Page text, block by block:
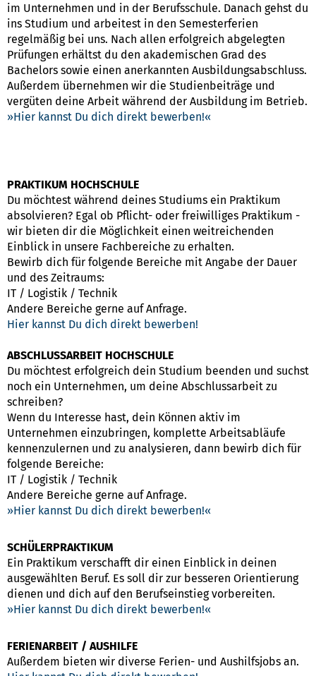
im Unternehmen und in der Berufsschule. Danach gehst du
ins Studium und arbeitest in den Semesterferien
regelmäßig bei uns. Nach allen erfolgreich abgelegten
Prüfungen erhältst du den akademischen Grad des
Bachelors sowie einen anerkannten Ausbildungsabschluss.
Außerdem übernehmen wir die Studienbeiträge und
vergüten deine Arbeit während der Ausbildung im Betrieb.
Hier kannst Du dich direkt bewerben!
PRAKTIKUM HOCHSCHULE
Du möchtest während deines Studiums ein Praktikum
absolvieren? Egal ob Pflicht- oder freiwilliges Praktikum -
wir bieten dir die Möglichkeit einen weitreichenden
Einblick in unsere Fachbereiche zu erhalten.
Bewirb dich für folgende Bereiche mit Angabe der Dauer
und des Zeitraums:
IT / Logistik / Technik
Andere Bereiche gerne auf Anfrage.
Hier kannst Du dich direkt bewerben!
ABSCHLUSSARBEIT HOCHSCHULE
Du möchtest erfolgreich dein Studium beenden und suchst
noch ein Unternehmen, um deine Abschlussarbeit zu
schreiben?
Wenn du Interesse hast, dein Können aktiv im
Unternehmen einzubringen, komplette Arbeitsabläufe
kennenzulernen und zu analysieren, dann bewirb dich für
folgende Bereiche:
IT / Logistik / Technik
Andere Bereiche gerne auf Anfrage.
Hier kannst Du dich direkt bewerben!
SCHÜLERPRAKTIKUM
Ein Praktikum verschafft dir einen Einblick in deinen
ausgewählten Beruf. Es soll dir zur besseren Orientierung
dienen und dich auf den Berufseinstieg vorbereiten.
Hier kannst Du dich direkt bewerben!
FERIENARBEIT / AUSHILFE
Außerdem bieten wir diverse Ferien- und Aushilfsjobs an.